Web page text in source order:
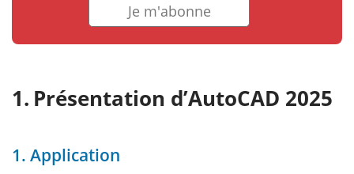
Je m'abonne
Présentation d’AutoCAD 2025
1. Application